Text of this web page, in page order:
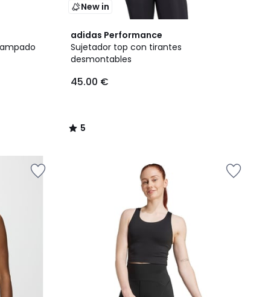
New in
adidas Performance
Sujetador top con tirantes
desmontables
45.00 €
5
/
5
5
/